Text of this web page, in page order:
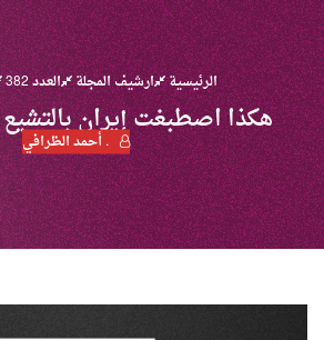
الرئيسية ارشيف المجلة العدد 382
هكذا اصطبغت إيران
. أحمد الظرافي